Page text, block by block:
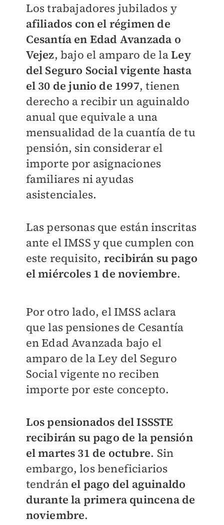
Los trabajadores jubilados y
afiliados con el régimen de
Cesantía en Edad Avanzada o
Vejez, bajo el amparo de laLey
del Seguro Social vigente hasta
el 30 de junio de 1997, tienen
derecho a recibir un aguinaldo
anual que equivale a una
mensualidad de la cuantía de tu
pensión, sin considerar el
importe por asignaciones
familiares ni ayudas
asistenciales.
Las personas que están inscritas
ante el IMSS y que cumplen con
este requisito, recibirán su pago
el miércoles 1 de noviembre.
Por otro lado, el IMSS aclara
que las pensiones de Cesantía
en Edad Avanzada bajo el
amparo de la Ley del Seguro
Social vigente no reciben
importe por este concepto.
Los pensionados del ISSSTE
recibirán su pago de la pensión
el martes 31 de octubre. Sin
embargo, los beneficiarios
tendrán el pago del aguinaldo
durante la primera quincena de
noviembre.